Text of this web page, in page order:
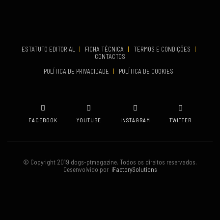
ESTATUTO EDITORIAL | FICHA TÉCNICA | TERMOS E CONDIÇÕES
|
CONTACTOS
POLÍTICA DE PRIVACIDADE
| POLÍTICA DE COOKIES
FACEBOOK YOUTUBE INSTAGRAM TWITTER
© Copyright 2019 dogs-ptmagazine. Todos os direitos reservados.
Desenvolvido poriFactorySolutions